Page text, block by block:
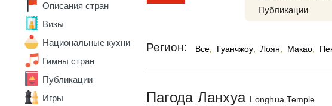
Описания стран
Визы
Национальные кухни
Гимны стран
Публикации
Игры
Австрия
Азербайджан
Алжир
Ангола
Андорра
Аргентина
Армения
Публикации
Регион: Все Гуанчжоу Лоян Макао
Пагода Ланхуа Longhua Temple